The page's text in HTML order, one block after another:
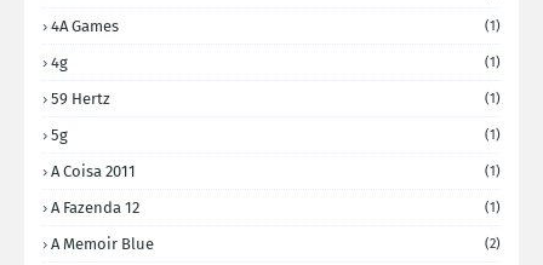
4A Games (1)
4g (1)
59 Hertz (1)
5g (1)
A Coisa 2011 (1)
A Fazenda 12 (1)
A Memoir Blue (2)